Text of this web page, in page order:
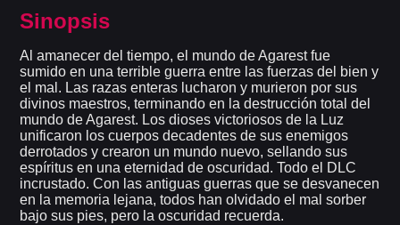
Sinopsis
Al amanecer del tiempo, el mundo de Agarest fue
sumido en una terrible guerra entre las fuerzas del bien y
el mal. Las razas enteras lucharon y murieron por sus
divinos maestros, terminando en la destrucción total del
mundo de Agarest. Los dioses victoriosos de la Luz
unificaron los cuerpos decadentes de sus enemigos
derrotados y crearon un mundo nuevo, sellando sus
espíritus en una eternidad de oscuridad. Todo el DLC
incrustado. Con las antiguas guerras que se desvanecen
en la memoria lejana, todos han olvidado el mal sorber
bajo sus pies, pero la oscuridad recuerda.